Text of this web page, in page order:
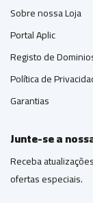
Sobre nossa Loja
Portal Aplic
Registo de
Política de
Garantias
Junte-se a
Receba
ofertas especiais.